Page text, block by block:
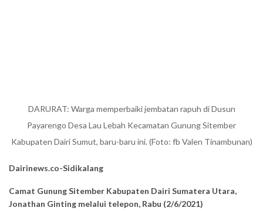
DARURAT: Warga memperbaiki jembatan rapuh di Dusun
Payarengo Desa Lau Lebah Kecamatan Gunung Sitember
Kabupaten Dairi Sumut, baru-baru ini. (Foto: fb Valen Tinambunan)
Dairinews.co-Sidikalang
Camat Gunung Sitember Kabupaten Dairi Sumatera Utara,
Jonathan Ginting melalui telepon, Rabu (2/6/2021)